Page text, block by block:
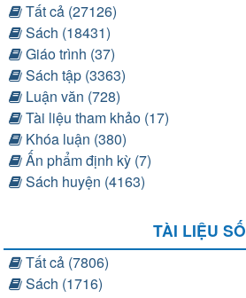
Tất cả (27126)
Sách (18431)
Giáo trình (37)
Sách tập (3363)
Luận văn (728)
Tài liệu tham khảo (17)
Khóa luận (380)
Ấn phẩm định kỳ (7)
Sách huyện (4163)
TÀI LIỆU SỐ
Tất cả (7806)
Sách (1716)